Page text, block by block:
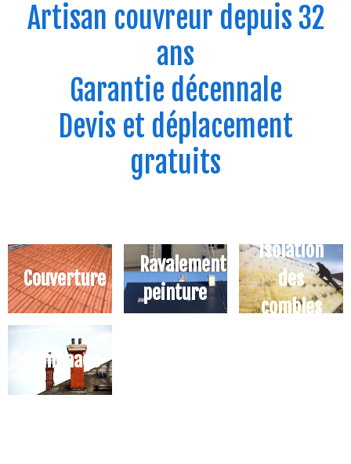
Artisan couvreur depuis 32
ans
Garantie décennale
Devis et déplacement
gratuits
Couverture
Ravalement
peinture
Isolation
des
combles
Ramonage